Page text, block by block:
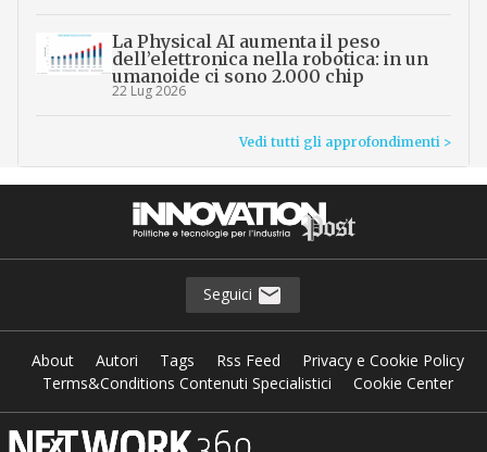
La Physical AI aumenta il peso
dell’elettronica nella robotica: in un
umanoide ci sono 2.000 chip
22 Lug 2026
Vedi tutti gli approfondimenti >
Seguici
About Autori Tags Rss Feed
Privacy e Cookie Policy
Terms&Conditions Contenuti Specialistici
Cookie Center